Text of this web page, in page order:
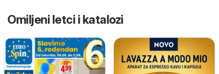
Omiljeni letci i katalozi